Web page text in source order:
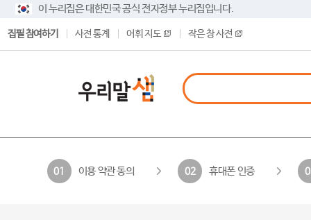
이 누리집은 대한민국 공식 전자정부 누리집입니다.
집필 참여하기 사전 통계 어휘 지도 작은 창 사전
01 이용 약관 동의 02 휴대폰 인증